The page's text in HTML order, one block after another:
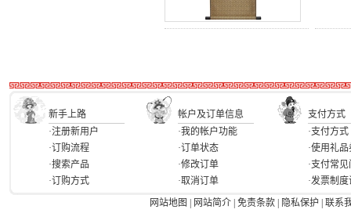
新手上路 帐户及订单信息
支付方式
·注册新用户
·订购流程
·搜索产品
·订购方式
·我的帐户功能
·订单状态
·修改订单
·取消订单
·支付方式
·使用礼品
·支付常
·发票制
网站地图
网站简介 免责条款 隐私保护
联系